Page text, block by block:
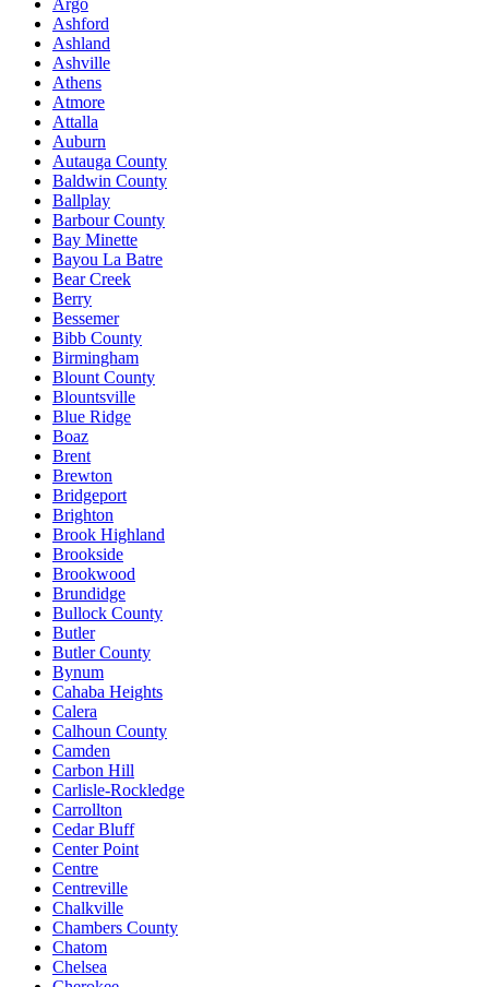
Ashford
Ashland
Ashville
Athens
Atmore
Attalla
Auburn
Autauga County
Baldwin County
Ballplay
Barbour County
Bay Minette
Bayou La Batre
Bear Creek
Berry
Bessemer
Bibb County
Birmingham
Blount County
Blountsville
Blue Ridge
Boaz
Brent
Brewton
Bridgeport
Brighton
Brook Highland
Brookside
Brookwood
Brundidge
Bullock County
Butler
Butler County
Bynum
Cahaba Heights
Calera
Calhoun County
Camden
Carbon Hill
Carlisle-Rockledge
Carrollton
Cedar Bluff
Center Point
Centre
Centreville
Chalkville
Chambers County
Chatom
Chelsea